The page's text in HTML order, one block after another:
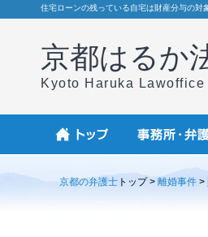
住宅ローンの残っている自宅は財産分与の対
京都はるか
Kyoto Haruka Lawoffice
京都の弁護士 トップ > 離婚事件 >